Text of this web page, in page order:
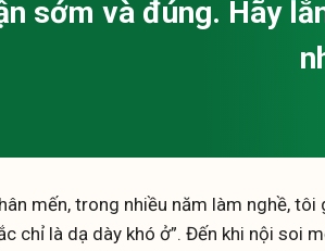
sớm và đúng. Hãy
mến, trong nhiều năm làm nghề,
chỉ là dạ dày khó ở”. Đến khi nội soi